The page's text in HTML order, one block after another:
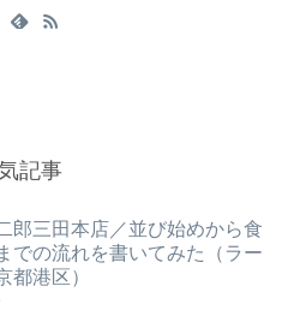
記事
郎三田本店／並び始めから食
での流れを書いてみた（ラー
都港区）